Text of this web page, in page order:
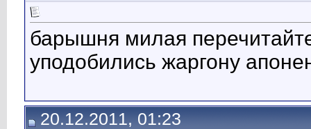
барышня милая
уподобились жаргону
20.12.2011, 01:23